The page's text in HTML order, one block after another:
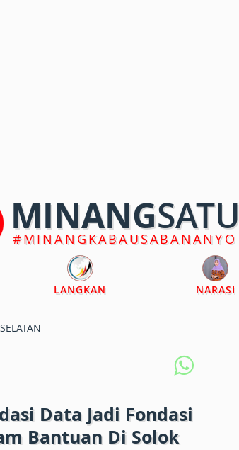
MINANGSATU
#MINANGKABAUSABANANYO
LANGKAN NARASI
Data Jadi Fondasi
Bantuan Di Solok